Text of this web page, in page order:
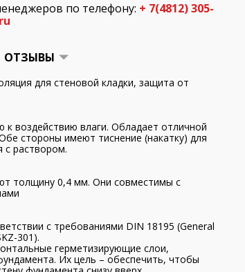
по телефону: + 7(4812) 305-
ОТЗЫВЫ
для стеновой кладки, защита от
воздействию влаги. Обладает отличной
стороны имеют тиснение (накатку) для
с раствором.
толщину 0,4 мм. Они совместимы с
с требованиями DIN 18195 (General
301).
герметизирующие слои,
Их цель – обеспечить, чтобы